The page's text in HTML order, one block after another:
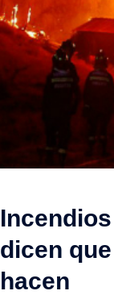
dicen
hacen